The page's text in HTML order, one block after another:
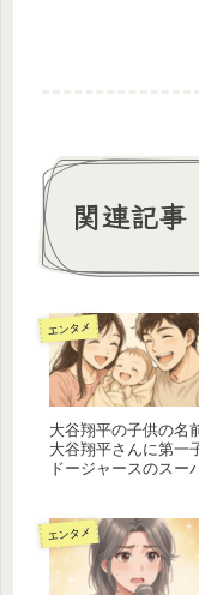
関連記事
エンタメ
大谷翔平の子供の名
大谷翔平さんに第一
ドージャースのスー
エンタメ